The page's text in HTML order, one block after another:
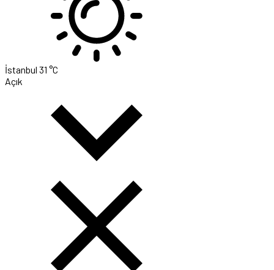
İstanbul 31 °C
Açık